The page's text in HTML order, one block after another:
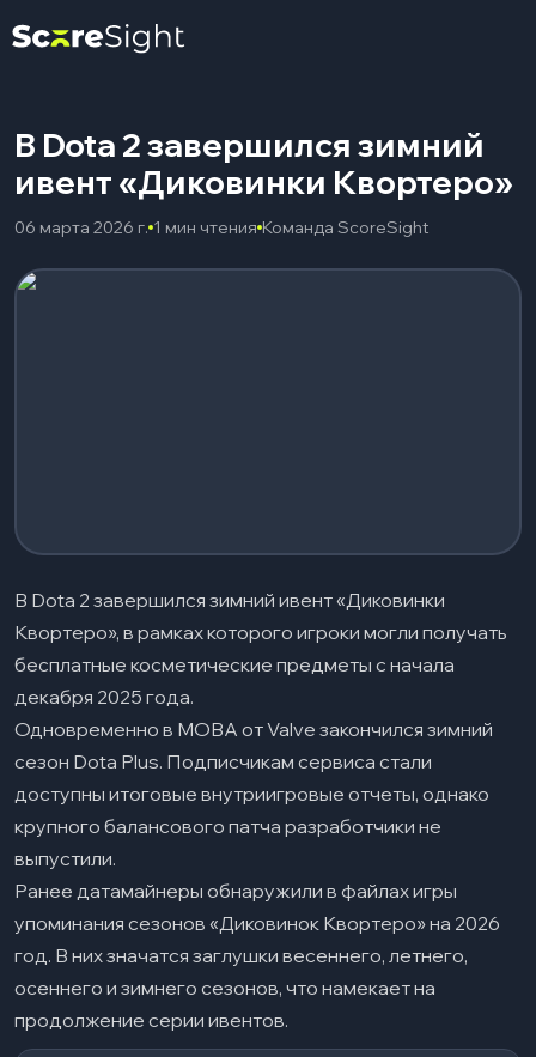
В Dota 2 завершился зимний
ивент «Диковинки Квортеро»
06 марта 2026 г. 1 мин чтения Команда ScoreSight
В Dota 2 завершился зимний ивент «Диковинки
Квортеро», в рамках которого игроки могли получать
бесплатные косметические предметы с начала
декабря 2025 года.
Одновременно в MOBA от Valve закончился зимний
сезон Dota Plus. Подписчикам сервиса стали
доступны итоговые внутриигровые отчеты, однако
крупного балансового патча разработчики не
выпустили.
Ранее датамайнеры обнаружили в файлах игры
упоминания сезонов «Диковинок Квортеро» на 2026
год. В них значатся заглушки весеннего, летнего,
осеннего и зимнего сезонов, что намекает на
продолжение серии ивентов.